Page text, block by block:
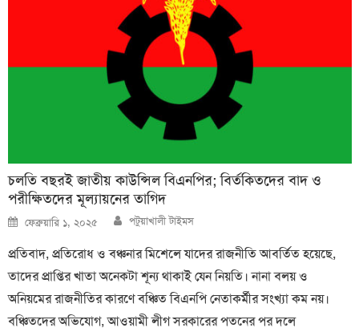
চলতি বছরই জাতীয় কাউন্সিল বিএনপির; বির্তকিতদের বাদ ও
পরীক্ষিতদের মূল্যায়নের তাগিদ
Posted
on
ফেব্রুয়ারি ১, ২০২৫ Author
পটুয়াখালী টাইমস
প্রতিবাদ, প্রতিরোধ ও বঞ্চনার মিশেলে যাদের রাজনীতি আবর্তিত হয়েছে,
তাদের প্রাপ্তির খাতা অনেকটা শূন্য থাকাই যেন নিয়তি। নানা বলয় ও
অনিয়মের রাজনীতির কারণে বঞ্চিত বিএনপি নেতাকর্মীর সংখ্যা কম নয়।
বঞ্চিতদের অভিযোগ, আওয়ামী লীগ সরকারের পতনের পর দলে